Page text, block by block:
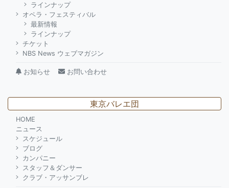
ラインナップ
オペラ・フェスティバル
最新情報
ラインナップ
チケット
NBS News ウェブマガジン
お知らせ お問い合わせ
東京バレエ団
HOME
ニュース
スケジュール
ブログ
カンパニー
スタッフ＆ダンサー
クラブ・アッサンブレ